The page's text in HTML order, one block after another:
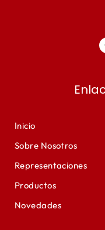
Inicio
Sobre Nosotros
Representaciones
Productos
Novedades